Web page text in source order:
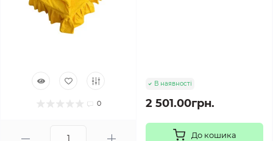
0
В наявності
2 501.00грн.
До кошика